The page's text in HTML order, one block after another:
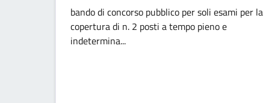
bando di concorso pubblico per soli esami per la
copertura di n. 2 posti a tempo pieno e
indetermina...